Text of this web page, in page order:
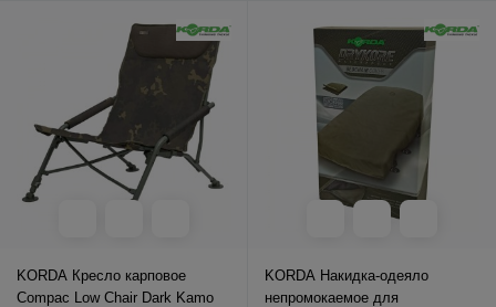
KORDA Кресло карповое
Compac Low Chair Dark Kamo
KORDA Накидка-одеяло
непромокаемое для